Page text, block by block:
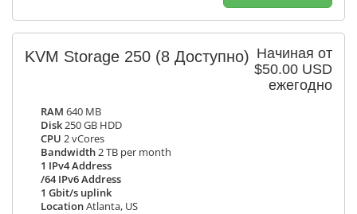
Начиная от
$50.00 USD
ежегодно
KVM Storage 250 (8 Доступно)
RAM 640 MB
Disk250 GB HDD
CPU 2 vCores
Bandwidth2 TB per month
1 IPv4 Address
/64 IPv6 Address
1 Gbit/s uplink
LocationAtlanta, US